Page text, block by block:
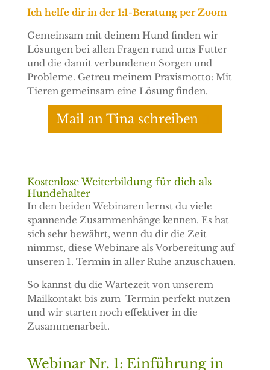
Ich helfe dir in der 1:1-Beratung per Zoom
Gemeinsam mit deinem Hund finden wir
Lösungen bei allen Fragen rund ums Futter
und die damit verbundenen Sorgen und
Probleme. Getreu meinem Praxismotto: Mit
Tieren gemeinsam eine Lösung finden.
Mail an Tina schreiben
Kostenlose Weiterbildung für dich als
Hundehalter
In den beiden Webinaren lernst du viele
spannende Zusammenhänge kennen. Es hat
sich sehr bewährt, wenn du dir die Zeit
nimmst, diese Webinare als Vorbereitung auf
unseren 1. Termin in aller Ruhe anzuschauen.
So kannst du die Wartezeit von unserem
Mailkontakt bis zum Termin perfekt nutzen
und wir starten noch effektiver in die
Zusammenarbeit.
Webinar Nr. 1: Einführung in